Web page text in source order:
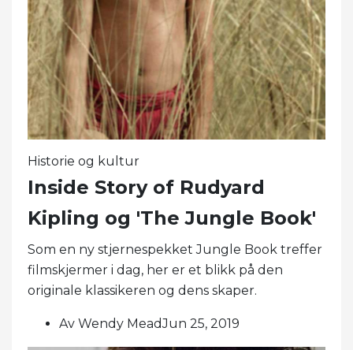
Historie og kultur
Inside Story of Rudyard
Kipling og 'The Jungle Book'
Som en ny stjernespekket Jungle Book treffer
filmskjermer i dag, her er et blikk på den
originale klassikeren og dens skaper.
Av Wendy MeadJun 25, 2019